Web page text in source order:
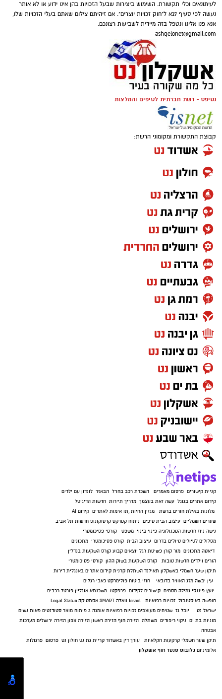
לעיתונאים וכלי תקשורת. השימוש ביצירות שבעל הזכויות בהן אינו ידוע או לא אותר
נעשה לפי סעיף 27א ל"חוק זכויות יוצרים". אם זיהיתם צילום שאתם בעלי הזכויות שלו,
אנא פנו אלינו ונטפל בזה מיידית לשביעות רצונכם.
ashqelonet@gmail.com
נטיפס - רשת חברתית לטיפים והמלצות
קבוצת התקשורת ומקומוני הרשת:
קניית קישורים פרסום מאמרים השכרת רכב בחו"ל הבאזר לונדון עם ילדים
קידום אתרים בגוגל עשה זאת בעצמך מדריך תיירות חדשות הדיגיטל
מלונות באילת חורים ברשת מגזין החיות ,תו אימות לאתרים קידום AI
שערים חשמליים עיצוב הבית טיפים ניתוח קטרקט קרטוקונוס חדשות תל אביב
נישה ניוז חדשות הטכנולוגיה פינוי בינוי משפט
קורסי פסיכומטרי
מסלולים לטיולים טיולים בדרום עיצוב הבית קורס פסיכומטרי מתכונים
דיאטה מתכונים מור קורן פשיטת רגל יוצאים קבוע קןרס השקעות בנדל"ן
הורים וילדים חדשות טובות קורס השקעות בשוק ההון קורסי פסיכומטרי
תיקון שער חשמלי באשקלון תאילנד השתלת קרנית קידום אתרים באנגלית דירות
עין יבשה מזג האוויר בדובאי חוזי ביטוח פולימרקט כאבי רגלים
יועץ פיננסי גמילה מסמים קישורים לקידום פרפקטו משכנתא אונליין פורטל רכבים
חופשה באיסטנבול זכויות רפואיות Israel וואלה SMART אסתטיקה Legal Status
ישראל נט
יובל גז שטיחים מעוצבים זכויות רפואיות אומגה 3 פיתוח מוצר סטודנטים פאות נשים
מוניות בת ים ניקוי ריפודים משתלה הזירה חוף הזירה ראשון הזירה צפון הזירה ירושלים מערכות
אבטחה
תיקן שער חשמלי קרקעות חקלאיות עורך דין באשדוד קריית גת נט חולון נט פרסום פרגולות
אלומיניום גלובוס סנטר חוף אשקלון